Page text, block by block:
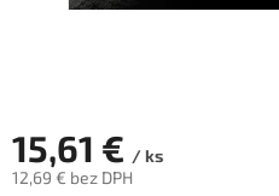
15,61 € / ks
12,69 € bez DPH